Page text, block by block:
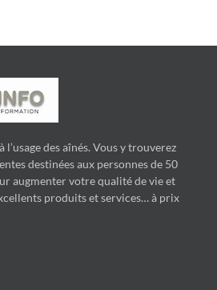
des aînés. Vous y trouverez
destinées aux personnes de 50
augmenter votre qualité de vie et
produits et services… à prix